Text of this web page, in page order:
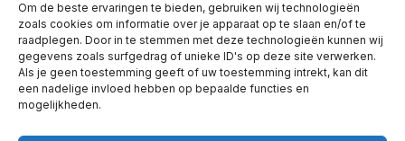
Om de beste ervaringen te bieden, gebruiken wij technologieën
zoals cookies om informatie over je apparaat op te slaan en/of te
raadplegen. Door in te stemmen met deze technologieën kunnen wij
gegevens zoals surfgedrag of unieke ID's op deze site verwerken.
Als je geen toestemming geeft of uw toestemming intrekt, kan dit
een nadelige invloed hebben op bepaalde functies en
mogelijkheden.
MAART 7, 2024